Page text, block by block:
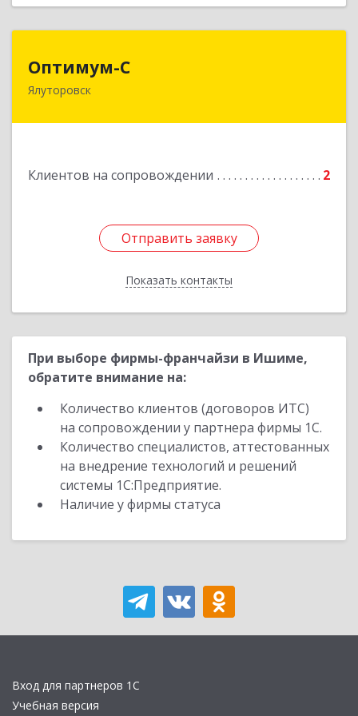
Оптимум-С
Ялуторовск
Клиентов на сопровождении 2
Отправить заявку
Показать контакты
Отправить заявку
Назад
При выборе фирмы-франчайзи в Ишиме,
обратите внимание на:
Количество клиентов (договоров ИТС)
на сопровождении у партнера фирмы 1С.
Количество специалистов, аттестованных
на внедрение технологий и решений
системы 1С:Предприятие.
Наличие у фирмы статуса
Вход для партнеров 1С
Учебная версия